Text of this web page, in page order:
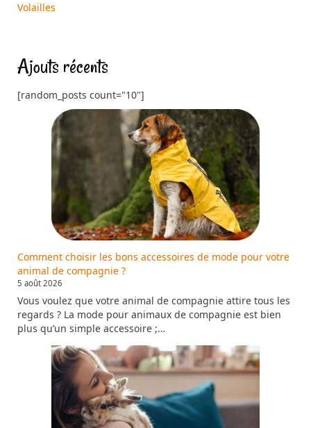
Volailles
Ajouts récents
[random_posts count="10"]
Comment choisir les bons accessoires de mode pour votre
animal de compagnie ?
5 août 2026
Vous voulez que votre animal de compagnie attire tous les
regards ? La mode pour animaux de compagnie est bien
plus qu’un simple accessoire ;…